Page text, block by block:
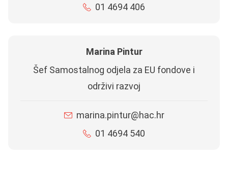
01 4694 406
Marina Pintur
Šef Samostalnog odjela za EU fondove i
održivi razvoj
marina.pintur@hac.hr
01 4694 540